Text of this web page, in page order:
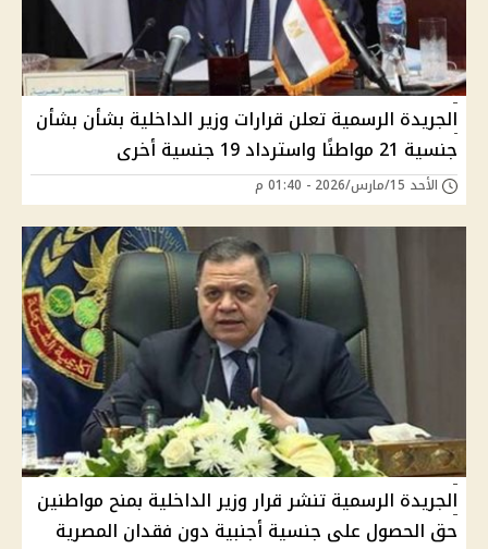
الجريدة الرسمية تعلن قرارات وزير الداخلية بشأن بشأن
جنسية 21 مواطنًا واسترداد 19 جنسية أخرى
الأحد 15/مارس/2026 - 01:40 م
الجريدة الرسمية تنشر قرار وزير الداخلية بمنح مواطنين
حق الحصول على جنسية أجنبية دون فقدان المصرية